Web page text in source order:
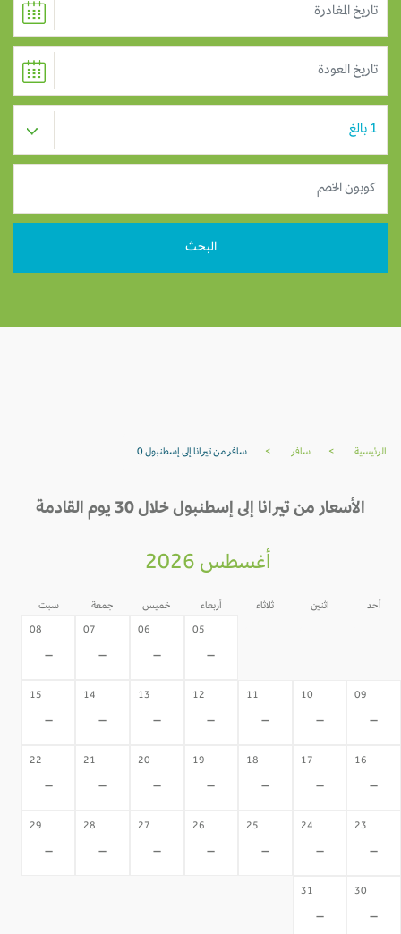
الرئيسية > سافر > سافر من تيرانا إلى إسطنبول 0
الأسعار من تيرانا إلى إسطنبول خلال 30 يوم القادمة
أغسطس 2026
أحد اثنين ثلاثاء أربعاء خميس جمعة سبت
05
-
06
-
07
-
08
-
09
-
10
-
11
-
12
-
13
-
14
-
15
-
16
-
17
-
18
-
19
-
20
-
21
-
22
-
23
-
24
-
25
-
26
-
27
-
28
-
29
-
30
-
31
-